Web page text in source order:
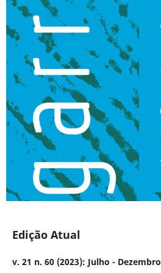
Edição Atual
v. 21 n. 60 (2023): Julho - Dezembro